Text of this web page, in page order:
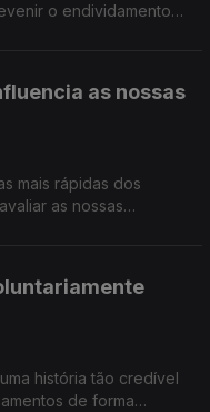
o endividamento
as nossas
mais rápidas dos
as nossas
história tão credível
de forma